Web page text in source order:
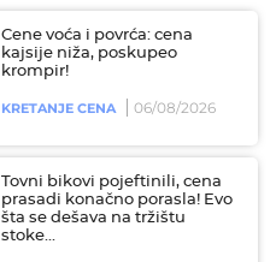
Cene voća i povrća: cena
kajsije niža, poskupeo
krompir!
KRETANJE CENA 06/08/2026
Tovni bikovi pojeftinili, cena
prasadi konačno porasla! Evo
šta se dešava na tržištu
stoke...